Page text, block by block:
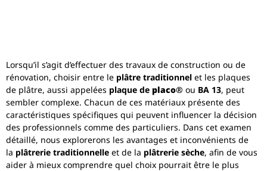
Lorsqu’il s’agit d’effectuer des travaux de construction ou de
rénovation, choisir entre le plâtre traditionnel et les plaques
de plâtre, aussi appelées plaque de placo® ou BA 13, peut
sembler complexe. Chacun de ces matériaux présente des
caractéristiques spécifiques qui peuvent influencer la décision
des professionnels comme des particuliers. Dans cet examen
détaillé, nous explorerons les avantages et inconvénients de
la plâtrerie traditionnelle et de la plâtrerie sèche, afin de vous
aider à mieux comprendre quel choix pourrait être le plus